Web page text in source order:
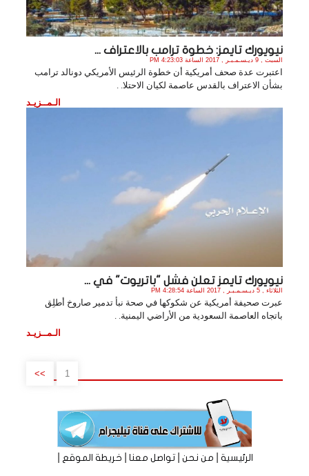
نيويورك تايمز: خطوة ترامب بالاعتراف ...
السبت , 9 ديـسـمـبـر , 2017 الساعة 4:23:03 PM
اعتبرت عدة صحف أمريكية أن خطوة الرئيس الأمريكي دونالد ترامب
بشأن الاعتراف بالقدس عاصمة لكيان الاحتلا. .
الـمــزيـد
نيويورك تايمز تعلن فشل "باتريوت" في ...
الثلاثاء , 5 ديـسـمـبـر , 2017 الساعة 4:28:54 PM
عبرت صحيفة أمريكية عن شكوكها في صحة نبأ تدمير صاروخ أطلِق
باتجاه العاصمة السعودية من الأراضي اليمنية. .
الـمــزيـد
1
>>
الرئيسية|من نحن|تواصل معنا|خريطة الموقع